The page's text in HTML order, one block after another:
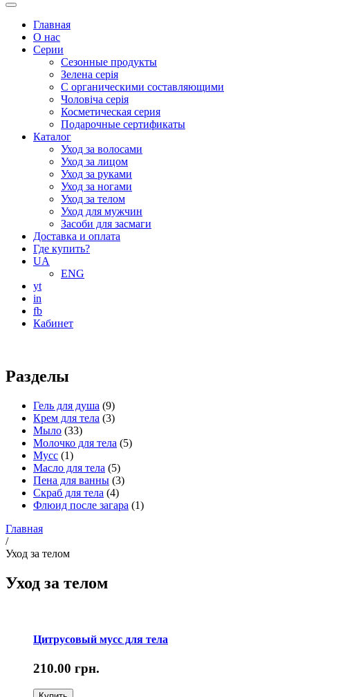
Главная
О нас
Серии
Сезонные продукты
Зелена серія
С органическими составляющими
Чоловіча серія
Косметическая серия
Подарочные сертификаты
Каталог
Уход за волосами
Уход за лицом
Уход за руками
Уход за ногами
Уход за телом
Уход для мужчин
Засоби для засмаги
Доставка и оплата
Где купить?
UA
ENG
yt
in
fb
Кабинет
Разделы
Гель для душа (9)
Крем для тела (3)
Мыло (33)
Молочко для тела (5)
Мусс (1)
Масло для тела (5)
Пена для ванны (3)
Скраб для тела (4)
Флюид после загара (1)
Главная
/
Уход за телом
Уход за телом
Цитрусовый мусс для тела
210.00 грн.